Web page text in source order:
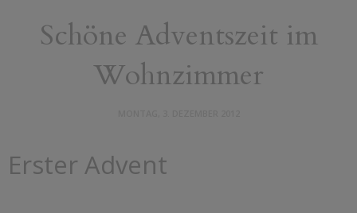
Schöne Adventszeit im
Wohnzimmer
Erster Advent